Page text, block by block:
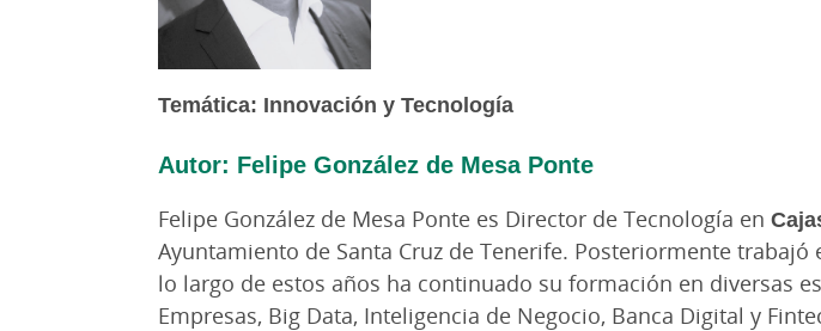
Temática: Innovación y Tecnología
Autor: Felipe González de Mesa Ponte
Felipe González de Mesa Ponte es Director de Tecnología en
Ayuntamiento de Santa Cruz de Tenerife. Posteriormente
lo largo de estos años ha continuado su formación en diversas
Empresas, Big Data, Inteligencia de Negocio, Banca Digital y